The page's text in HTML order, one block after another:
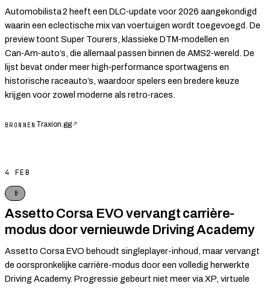
Automobilista 2 heeft een DLC‑update voor 2026 aangekondigd
waarin een eclectische mix van voertuigen wordt toegevoegd. De
preview toont Super Tourers, klassieke DTM‑modellen en
Can‑Am‑auto’s, die allemaal passen binnen de AMS2‑wereld. De
lijst bevat onder meer high‑performance sportwagens en
historische raceauto’s, waardoor spelers een bredere keuze
krijgen voor zowel moderne als retro‑races.
BRONNEN Traxion.gg↗
4 FEB
B
Assetto Corsa EVO vervangt carrière-
modus door vernieuwde Driving Academy
Assetto Corsa EVO behoudt singleplayer-inhoud, maar vervangt
de oorspronkelijke carrière-modus door een volledig herwerkte
Driving Academy. Progressie gebeurt niet meer via XP, virtuele